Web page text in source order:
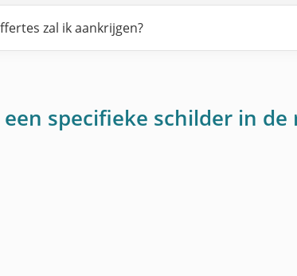
zal ik aankrijgen?
specifieke schilder in